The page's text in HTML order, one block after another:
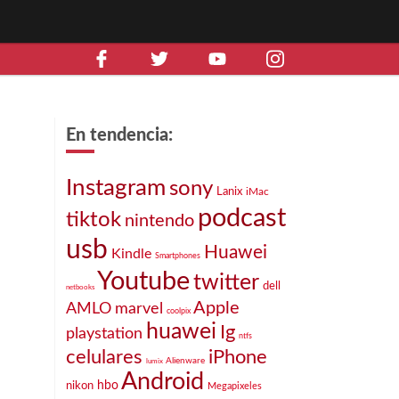
En tendencia:
Instagram sony Lanix iMac
tiktok nintendo podcast
usb Kindle Smartphones Huawei
netbooks Youtubetwitter dell
AMLO marvel coolpix Apple
playstation huawei Ig ntfs
celulares lumix Alienware iPhone
nikon hbo Android Megapixeles